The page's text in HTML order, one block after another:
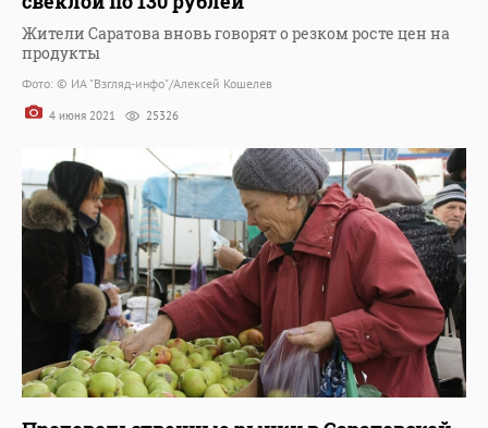
Жители Саратова вновь говорят о резком росте цен на
продукты
Фото: © ИА "Взгляд-инфо"/Алексей Кошелев
4 июня 2021 25326